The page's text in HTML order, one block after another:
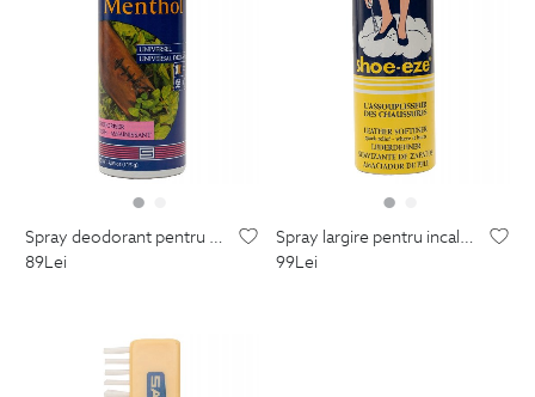
spray deodorant pentru incaltaminte
89Lei
spray largire pentru incaltaminte din piele
99Lei